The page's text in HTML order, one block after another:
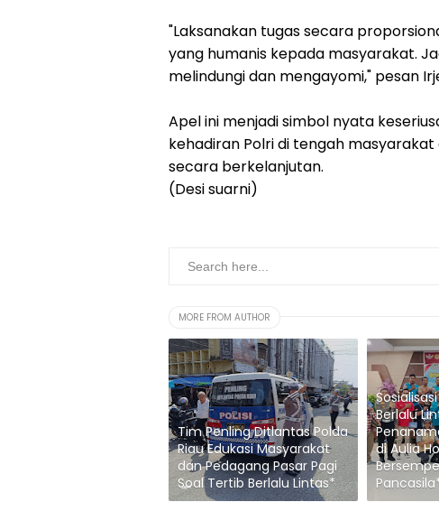
"Laksanakan tugas secara
yang humanis kepada masyarakat.
melindungi dan mengayomi," pesan
Apel ini menjadi simbol nyata
kehadiran Polri di tengah
secara berkelanjutan.
(Desi suarni)
MORE FROM AUTHOR
Tim Penling Ditlantas Polda
Riau Edukasi Masyarakat
dan Pedagang Pasar Pagi
Soal Tertib Berlalu Lintas*
Berlalu
di Aulia